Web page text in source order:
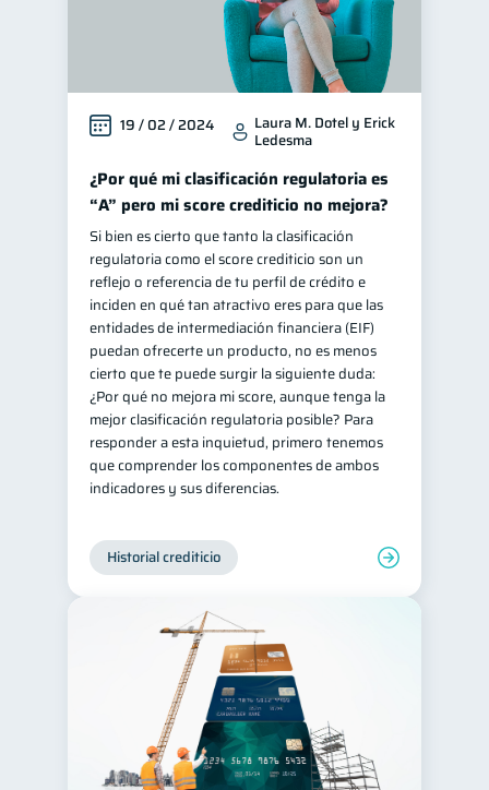
19 / 02 / 2024 Laura M. Dotel y Erick
Ledesma
¿Por qué mi clasificación regulatoria es
“A” pero mi score crediticio no mejora?
Si bien es cierto que tanto la clasificación
regulatoria como el score crediticio son un
reflejo o referencia de tu perfil de crédito e
inciden en qué tan atractivo eres para que las
entidades de intermediación financiera (EIF)
puedan ofrecerte un producto, no es menos
cierto que te puede surgir la siguiente duda:
¿Por qué no mejora mi score, aunque tenga la
mejor clasificación regulatoria posible? Para
responder a esta inquietud, primero tenemos
que comprender los componentes de ambos
indicadores y sus diferencias.
Historial crediticio